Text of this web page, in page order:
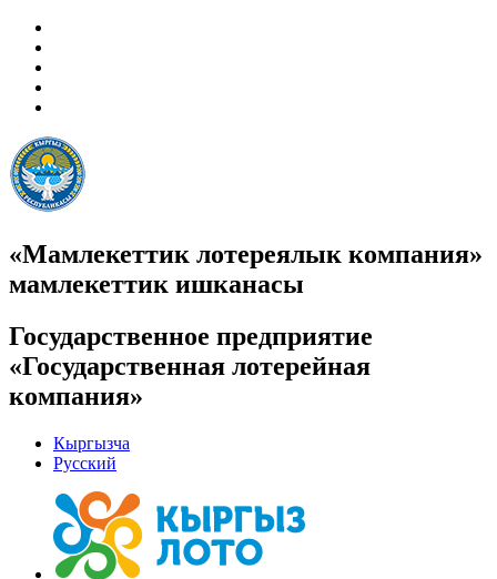
«Мамлекеттик лотереялык компания»
мамлекеттик ишканасы
Государственное предприятие
«Государственная лотерейная
компания»
Кыргызча
Русский